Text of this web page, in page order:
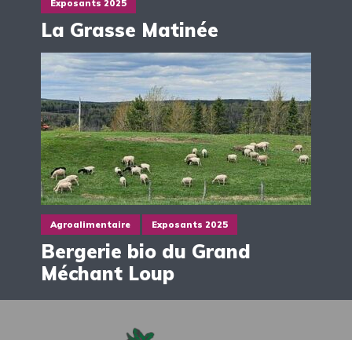
Exposants 2025
La Grasse Matinée
Agroalimentaire Exposants 2025
Bergerie bio du Grand
Méchant Loup